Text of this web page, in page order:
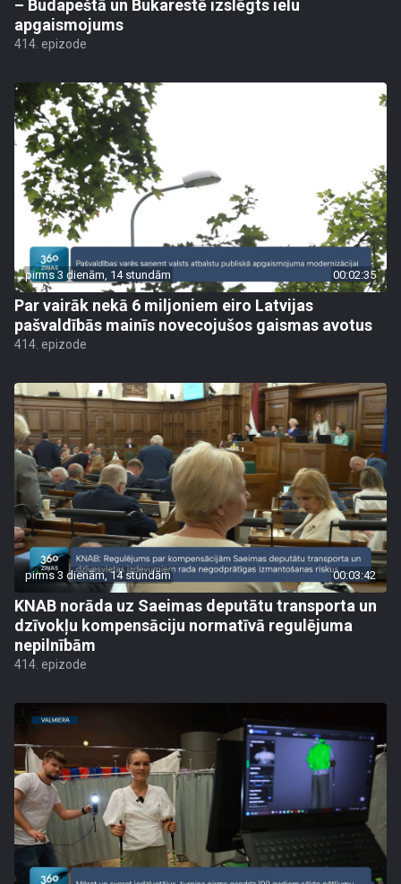
– Budapeštā un Bukarestē izslēgts ielu
apgaismojums
414. epizode
pirms 3 dienām, 14 stundām 00:02:35
Par vairāk nekā 6 miljoniem eiro Latvijas
pašvaldībās mainīs novecojušos gaismas avotus
414. epizode
pirms 3 dienām, 14 stundām 00:03:42
KNAB norāda uz Saeimas deputātu transporta un
dzīvokļu kompensāciju normatīvā regulējuma
nepilnībām
414. epizode